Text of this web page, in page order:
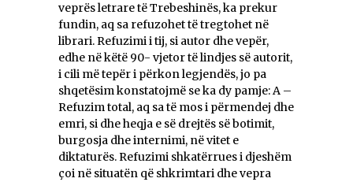
veprës letrare të Trebeshinës, ka prekur
fundin, aq sa refuzohet të tregtohet në
librari. Refuzimi i tij, si autor dhe vepër,
edhe në këtë 90- vjetor të lindjes së autorit,
i cili më tepër i përkon legjendës, jo pa
shqetësim konstatojmë se ka dy pamje: A –
Refuzim total, aq sa të mos i përmendej dhe
emri, si dhe heqja e së drejtës së botimit,
burgosja dhe internimi, në vitet e
diktaturës. Refuzimi shkatërrues i djeshëm
çoi në situatën që shkrimtari dhe vepra